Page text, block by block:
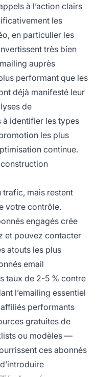
à l’action clairs
les
en particulier les
très bien
auprès
performant que les
déjà manifesté leur
de
à identifier les types
les plus
continue.
trafic, mais restent
votre contrôle.
engagés crée
et pouvez contacter
atouts les plus
email
taux de 2-5 % contre
l’emailing essentiel
performants
gratuites de
ou modèles —
ces abonnés